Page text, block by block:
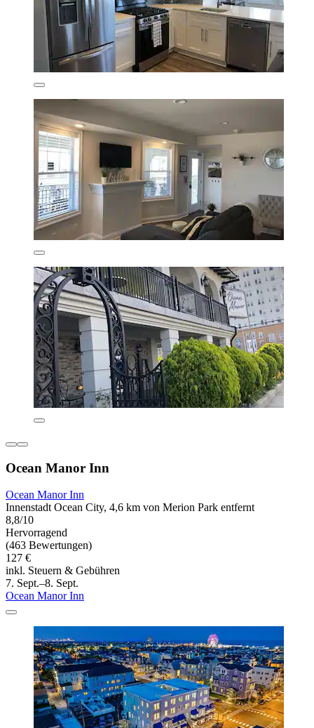
Ocean Manor Inn
Ocean Manor Inn
Innenstadt Ocean City, 4,6 km von Merion Park entfernt
8,8/10
Hervorragend
(463 Bewertungen)
127 €
inkl. Steuern & Gebühren
7. Sept.–8. Sept.
Ocean Manor Inn